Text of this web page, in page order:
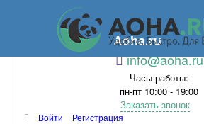
Aoha.ru
info@aoha.ru
Часы работы:
пн-пт 10:00 - 19:00
Заказать звонок
Войти
Регистрация